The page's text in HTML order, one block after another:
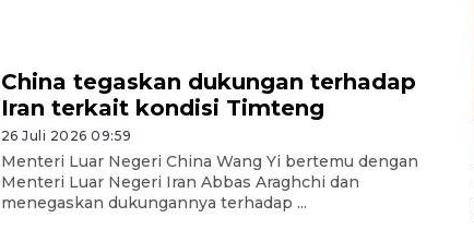
China tegaskan dukungan terhadap
Iran terkait kondisi Timteng
26 Juli 2026 09:59
Menteri Luar Negeri China Wang Yi bertemu dengan
Menteri Luar Negeri Iran Abbas Araghchi dan
menegaskan dukungannya terhadap ...